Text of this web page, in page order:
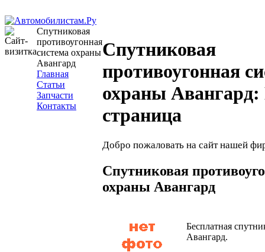
Спутниковая
противоугонная
система охраны
Авангард
Главная
Статьи
Запчасти
Контакты
Спутниковая
противоугонная
охраны Авангард:
страница
Добро пожаловать на сайт нашей
Спутниковая
охраны Авангард
Бесплатная
Авангард.